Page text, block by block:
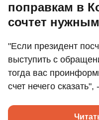
поправкам в
сочтет нужным
"Если президент
выступить с
тогда вас
счет нечего